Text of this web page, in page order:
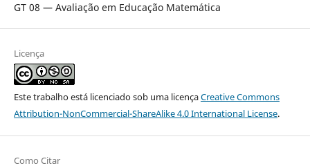
GT 08 — Avaliação em Educação Matemática
Licença
Este trabalho está licenciado sob uma licençaCreative Commons
Attribution-NonCommercial-ShareAlike 4.0 International License.
Como Citar